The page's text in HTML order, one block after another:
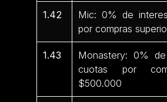
1.42
Mic: 0% de
por compras
1.43
Monastery: 0%
cuotas por
$500.000